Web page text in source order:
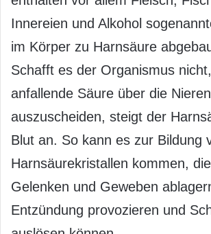
Innereien und Alkohol
im Körper zu Harnsäure
Schafft es der Organismus
anfallende Säure über die Nieren
auszuscheiden, steigt der
Blut an. So kann es zur Bildung
Harnsäurekristallen kommen,
Gelenken und Geweben
Entzündung provozieren und